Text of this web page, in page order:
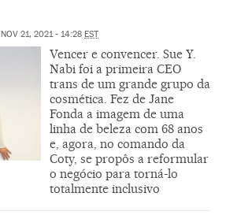
NOV 21, 2021 - 14:28 EST
Vencer e convencer. Sue Y.
Nabi foi a primeira CEO
trans de um grande grupo da
cosmética. Fez de Jane
Fonda a imagem de uma
linha de beleza com 68 anos
e, agora, no comando da
Coty, se propôs a reformular
o negócio para torná-lo
totalmente inclusivo